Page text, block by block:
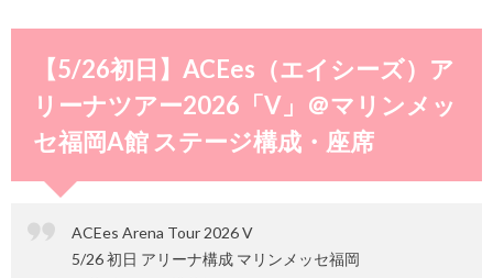
【5/26初日】ACEes（エイシーズ）ア
リーナツアー2026「V」＠マリンメッ
セ福岡A館 ステージ構成・座席
ACEes Arena Tour 2026 V
5/26 初日 アリーナ構成 マリンメッセ福岡